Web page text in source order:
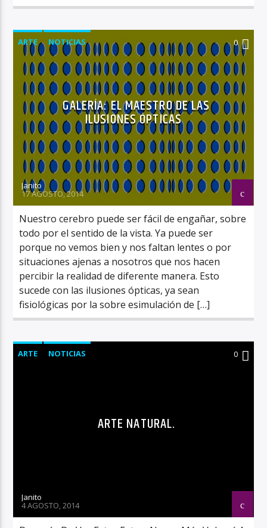
ARTE NOTICIAS 0
GALERÍA: EL MAESTRO DE LAS
ILUSIONES ÓPTICAS
Janito
17 AGOSTO, 2014
Nuestro cerebro puede ser fácil de engañar, sobre
todo por el sentido de la vista. Ya puede ser
porque no vemos bien y nos faltan lentes o por
situaciones ajenas a nosotros que nos hacen
percibir la realidad de diferente manera. Esto
sucede con las ilusiones ópticas, ya sean
fisiológicas por la sobre esimulación de […]
ARTE NOTICIAS 0
ARTE NATURAL.
Janito
4 AGOSTO, 2014